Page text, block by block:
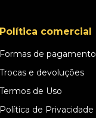
Política comercial
Formas de pagamento
Trocas e devoluções
Termos de Uso
Política de Privacidade